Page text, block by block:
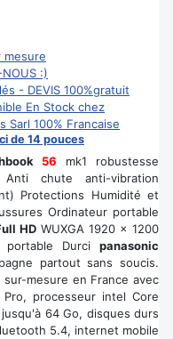
mesure
:)
- DEVIS 100%gratuit
de 14 pouces
56 mk1 robustesse
chute anti-vibration
Protections Humidité et
Ordinateur portable
HD WUXGA 1920 x 1200
portable Durci panasonic
partout sans soucis.
mesure en France avec
Pro, processeur intel Core
jusqu'à 64 Go, disques durs
5.4, internet mobile